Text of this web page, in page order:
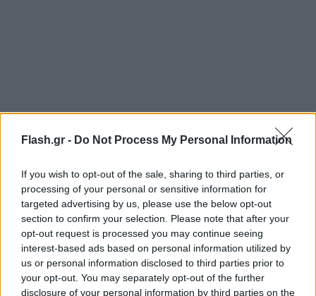
Flash.gr - Do Not Process My Personal Information
If you wish to opt-out of the sale, sharing to third parties, or
processing of your personal or sensitive information for
targeted advertising by us, please use the below opt-out
section to confirm your selection. Please note that after your
opt-out request is processed you may continue seeing
interest-based ads based on personal information utilized by
us or personal information disclosed to third parties prior to
your opt-out. You may separately opt-out of the further
disclosure of your personal information by third parties on the
Το πλοίο που μετέφερε το εμπορευματοκιβώτιο
στο οποίο εντοπίστηκαν τα ναρκωτικά είχε
αποπλεύσει από τη Νότια Αμερική.